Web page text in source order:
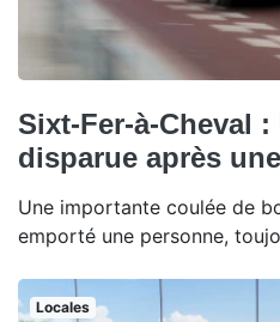
Sixt-Fer-à-Cheval
disparue après
Une importante coulée de
emporté une personne,
Locales